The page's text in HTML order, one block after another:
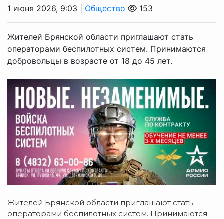
1 июня 2026, 9:03 | Общество 153
Жителей Брянской области приглашают стать
операторами беспилотных систем. Принимаются
добровольцы в возрасте от 18 до 45 лет.
Жителей Брянской области приглашают стать
операторами беспилотных систем. Принимаются